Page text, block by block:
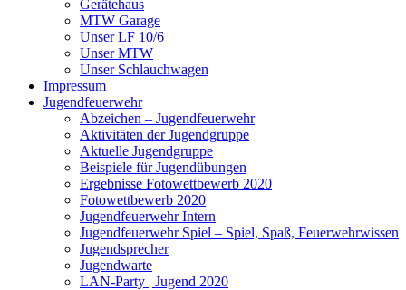
Gerätehaus
MTW Garage
Unser LF 10/6
Unser MTW
Unser Schlauchwagen
Impressum
Jugendfeuerwehr
Abzeichen – Jugendfeuerwehr
Aktivitäten der Jugendgruppe
Aktuelle Jugendgruppe
Beispiele für Jugendübungen
Ergebnisse Fotowettbewerb 2020
Fotowettbewerb 2020
Jugendfeuerwehr Intern
Jugendfeuerwehr Spiel – Spiel, Spaß, Feuerwehrwissen
Jugendsprecher
Jugendwarte
LAN-Party | Jugend 2020